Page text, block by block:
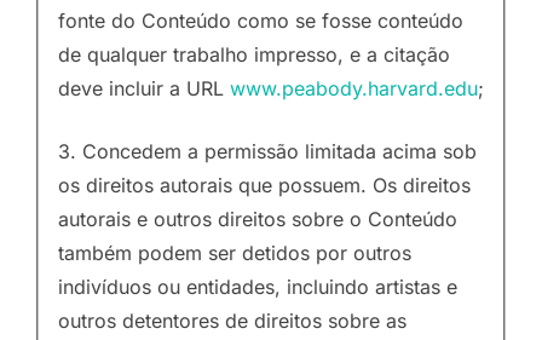
fonte do Conteúdo como se fosse conteúdo
de qualquer trabalho impresso, e a citação
deve incluir a URL www.peabody.harvard.edu;
3. Concedem a permissão limitada acima sob
os direitos autorais que possuem. Os direitos
autorais e outros direitos sobre o Conteúdo
também podem ser detidos por outros
indivíduos ou entidades, incluindo artistas e
outros detentores de direitos sobre as